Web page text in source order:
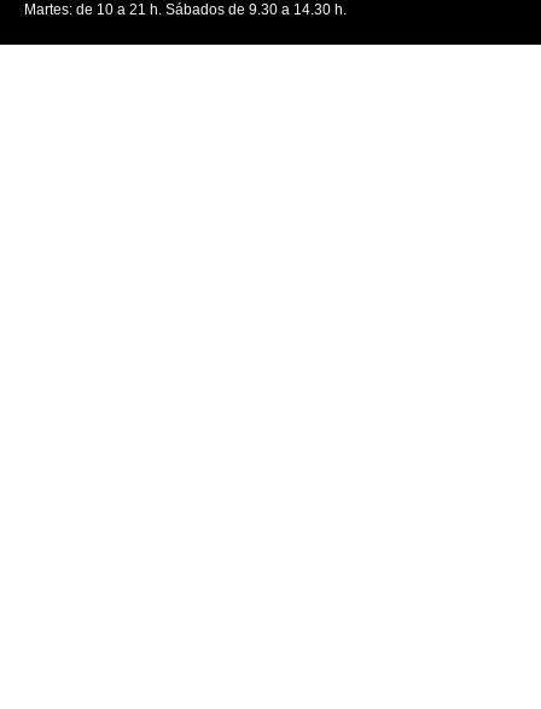
Martes: de 10 a 21 h. Sábados de 9.30 a 14.30 h.